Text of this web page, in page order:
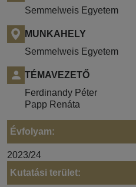
Semmelweis Egyetem
MUNKAHELY
Semmelweis Egyetem
TÉMAVEZETŐ
Ferdinandy Péter
Papp Renáta
Évfolyam:
2023/24
Kutatási terület: